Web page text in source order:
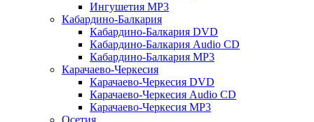
Ингушетия MP3
Кабардино-Балкария
Кабардино-Балкария DVD
Кабардино-Балкария Audio CD
Кабардино-Балкария MP3
Карачаево-Черкесия
Карачаево-Черкесия DVD
Карачаево-Черкесия Audio CD
Карачаево-Черкесия MP3
Осетия